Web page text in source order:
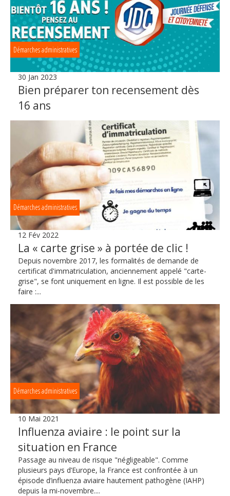
Démarches administratives
30 Jan 2023
Bien préparer ton recensement dès
16 ans
Démarches administratives
12 Fév 2022
La « carte grise » à portée de clic !
Depuis novembre 2017, les formalités de demande de
certificat d'immatriculation, anciennement appelé "carte-
grise", se font uniquement en ligne. Il est possible de les
faire :...
Démarches administratives
10 Mai 2021
Influenza aviaire : le point sur la
situation en France
Passage au niveau de risque "négligeable". Comme
plusieurs pays d’Europe, la France est confrontée à un
épisode d’influenza aviaire hautement pathogène (IAHP)
depuis la mi-novembre....